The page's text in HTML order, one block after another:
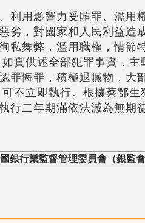
利用影響力受賄罪、濫用
劣，對國家和人民利益造
私舞弊，濫用職權，情節
實供述全部犯罪事實，主
罪悔罪，積極退贓物，大
不立即執行。根據蔡鄂生
行二年期滿依法減為無期
銀行業監督管理委員會（銀監